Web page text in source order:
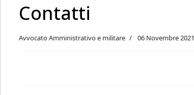
Contatti
Avvocato Amministrativo e militare 06 Novembre 2021